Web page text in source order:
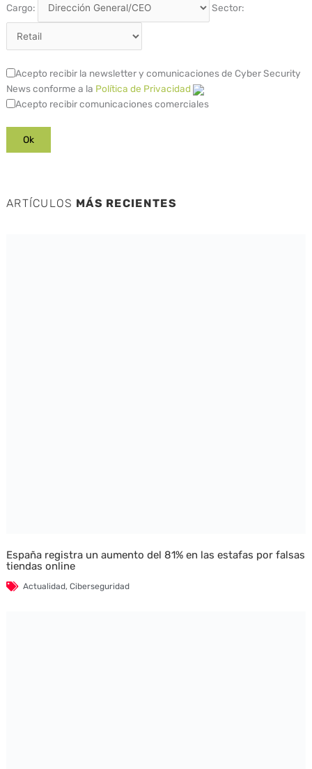
Cargo: Sector:
Acepto recibir la newsletter y comunicaciones de Cyber Security
News conforme a la Política de Privacidad
Acepto recibir comunicaciones comerciales
ARTÍCULOS MÁS RECIENTES
España registra un aumento del 81% en las estafas por falsas
tiendas online
Actualidad, Ciberseguridad